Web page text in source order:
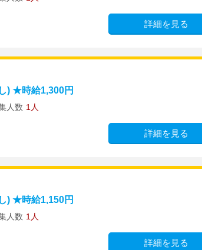
詳細を見る
) ★時給1,300円
人数 1人
詳細を見る
) ★時給1,150円
人数 1人
詳細を見る